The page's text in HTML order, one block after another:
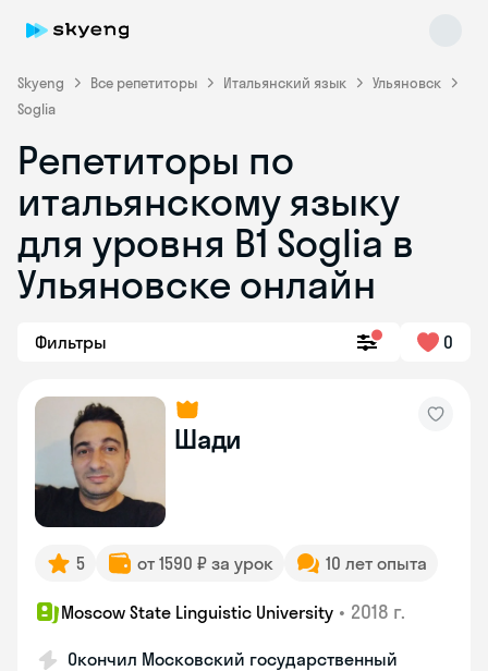
Skyeng Все репетиторы Итальянский язык
Ульяновск
Soglia
Репетиторы по
итальянскому языку
для уровня B1 Soglia в
Ульяновске онлайн
Фильтры 0
Шади
5 от 1590 ₽ за урок 10 лет опыта
Moscow State Linguistic University • 2018 г.
Окончил Московский государственный
Skyeng Chat